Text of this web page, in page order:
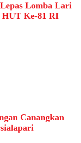
Lomba Lari
Ke-81 RI
Canangkan